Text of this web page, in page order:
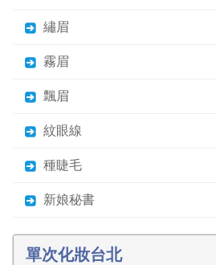
繡眉
霧眉
飄眉
紋眼線
種睫毛
新娘秘書
單次化妝台北